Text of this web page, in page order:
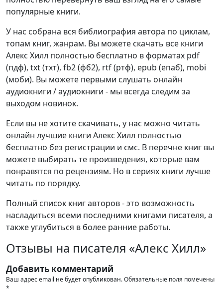
популярные книги.
У нас собрана вся библиография автора по циклам,
топам книг, жанрам. Вы можете скачать все книги
Алекс Хилл полностью бесплатно в форматах pdf
(пдф), txt (тхт), fb2 (фб2), rtf (ртф), epub (епаб), mobi
(моби). Вы можете первыми слушать онлайн
аудиокниги / аудиокниги - мы всегда следим за
выходом новинок.
Если вы не хотите скачивать, у нас можно читать
онлайн лучшие книги Алекс Хилл полностью
бесплатно без регистрации и смс. В перечне книг вы
можете выбирать те произведения, которые вам
понравятся по рецензиям. Но в сериях книги лучше
читать по порядку.
Полный список книг авторов - это возможность
насладиться всеми последними книгами писателя, а
также углубиться в более ранние работы.
Отзывы на писателя «Алекс Хилл»
Добавить комментарий
Ваш адрес email не будет опубликован.Обязательные поля помечены
*